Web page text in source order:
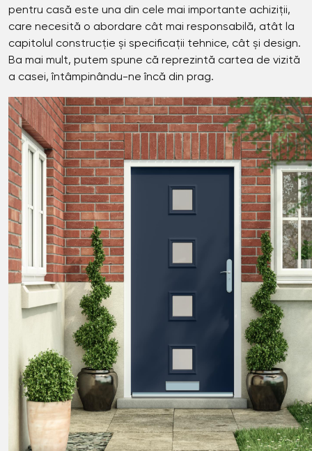
pentru casă este una din cele mai importante achiziții,
care necesită o abordare cât mai responsabilă, atât la
capitolul construcție și specificații tehnice, cât și design.
Ba mai mult, putem spune că reprezintă cartea de vizită
a casei, întâmpinându-ne încă din prag.